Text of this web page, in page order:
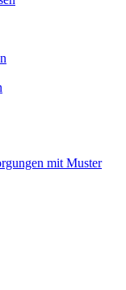
mit Muster